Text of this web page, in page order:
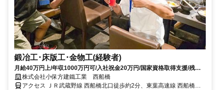
鍛冶工･床版工･金物工(経験者)
月給40万円上/年収1000万円可/入社祝金20万円/国家資格取得支援/残業
少なめ
株式会社小保方建鐵工業 西船橋
アクセス ＪＲ武蔵野線 西船橋北口徒歩約2分、東葉高速線 西船橋北